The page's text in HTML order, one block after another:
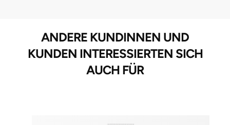
ANDERE KUNDINNEN UND
KUNDEN INTERESSIERTEN SICH
AUCH FÜR